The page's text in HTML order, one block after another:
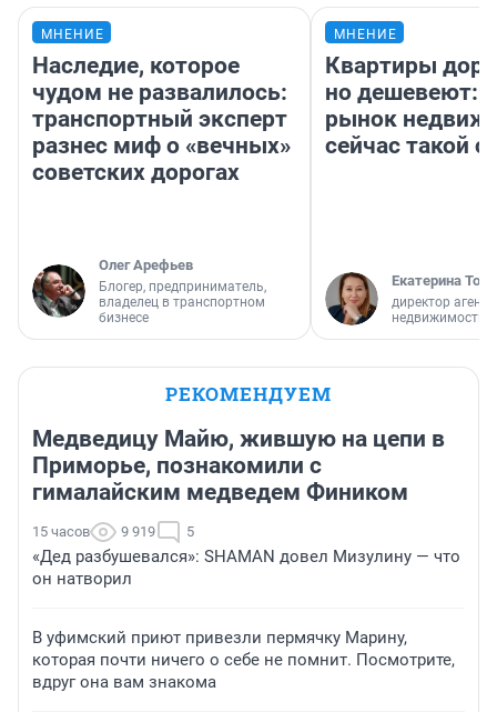
МНЕНИЕ
Наследие, которое
чудом не развалилось:
транспортный эксперт
разнес миф о «вечных»
советских дорогах
Олег Арефьев
Блогер, предприниматель,
владелец в транспортном
бизнесе
МНЕНИЕ
Квартиры
но дешевеют:
рынок
сейчас такой
Екатерина
директор
недвижимости
РЕКОМЕНДУЕМ
Медведицу Майю, жившую на цепи в
Приморье, познакомили с
гималайским медведем Фиником
15 часов 9 919 5
«Дед разбушевался»: SHAMAN довел Мизулину — что
он натворил
В уфимский приют привезли пермячку Марину,
которая почти ничего о себе не помнит. Посмотрите,
вдруг она вам знакома